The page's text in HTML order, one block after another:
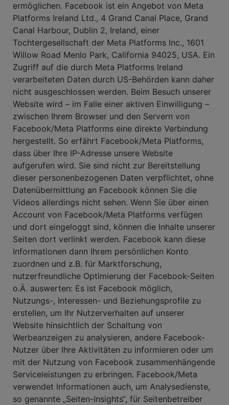
ermöglichen. Facebook ist ein Angebot von Meta
Platforms Ireland Ltd., 4 Grand Canal Place, Grand
Canal Harbour, Dublin 2, Ireland, einer
Tochtergesellschaft der Meta Platforms Inc., 1601
Willow Road Menlo Park, California 94025, USA. Ein
Zugriff auf die durch Meta Platforms Ireland
verarbeiteten Daten durch US-Behörden kann daher
nicht ausgeschlossen werden. Beim Besuch unserer
Website wird – im Falle einer aktiven Einwilligung –
zwischen Ihrem Browser und den Servern von
Facebook/Meta Platforms eine direkte Verbindung
hergestellt. So erfährt Facebook/Meta Platforms,
dass über Ihre IP-Adresse unsere Website
aufgerufen wird. Sie sind nicht zur Bereitstellung
dieser personenbezogenen Daten verpflichtet, ohne
Datenübermittlung an Facebook können Sie die
Videos allerdings nicht sehen. Wenn Sie über einen
Account von Facebook/Meta Platforms verfügen
und dort eingeloggt sind, können die Inhalte unserer
Seiten dort verlinkt werden. Facebook kann diese
Informationen dann Ihrem persönlichen Konto
zuordnen und z.B. für Marktforschung,
nutzerfreundliche Optimierung der Facebook-Seiten
o.Ä. auswerten: Es ist Facebook möglich,
Nutzungs-, Interessen- und Beziehungsprofile zu
erstellen, um Ihr Nutzerverhalten auf unserer
Website hinsichtlich der Schaltung von
Werbeanzeigen zu analysieren, andere Facebook-
Nutzer über Ihre Aktivitäten zu informieren oder um
mit der Nutzung von Facebook zusammenhängende
Serviceleistungen zu erbringen. Facebook/Meta
verwendet Informationen auch, um Analysedienste,
so genannte „Seiten-Insights“, für Seitenbetreiber